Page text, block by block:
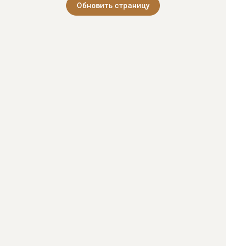
Обновить страницу